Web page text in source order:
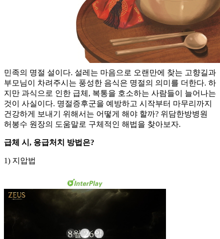
민족의 명절 설이다. 설레는 마음으로 오랜만에 찾는 고향길과
부모님이 차려주시는 풍성한 음식은 명절의 의미를 더한다. 하
지만 과식으로 인한 급체, 복통을 호소하는 사람들이 늘어나는
것이 사실이다. 명절증후군을 예방하고 시작부터 마무리까지
건강하게 보내기 위해서는 어떻게 해야 할까? 위담한방병원
허봉수 원장의 도움말로 구체적인 해법을 찾아보자.
급체 시, 응급처치 방법은?
1) 지압법